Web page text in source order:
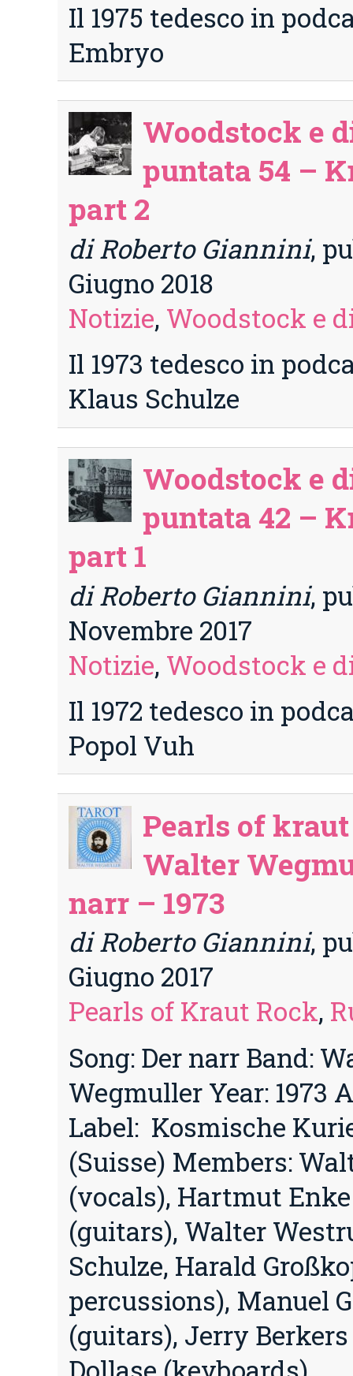
Il 1975 tedesco in
Embryo
Woodstock e
puntata 54 –
part 2
di Roberto Giannini,
Giugno 2018
Notizie, Woodstock e
Il 1973 tedesco in
Klaus Schulze
Woodstock e
puntata 42 –
part 1
di Roberto Giannini,
Novembre 2017
Notizie, Woodstock e
Il 1972 tedesco in
Popol Vuh
Pearls of
Walter
narr – 1973
di Roberto Giannini,
Giugno 2017
Pearls of Kraut Rock,
Song: Der narr Band:
Wegmuller Year: 1973
Label: Kosmische
(Suisse) Members:
(vocals), Hartmut Enke
(guitars), Walter
Schulze, Harald
percussions), Manuel
(guitars), Jerry